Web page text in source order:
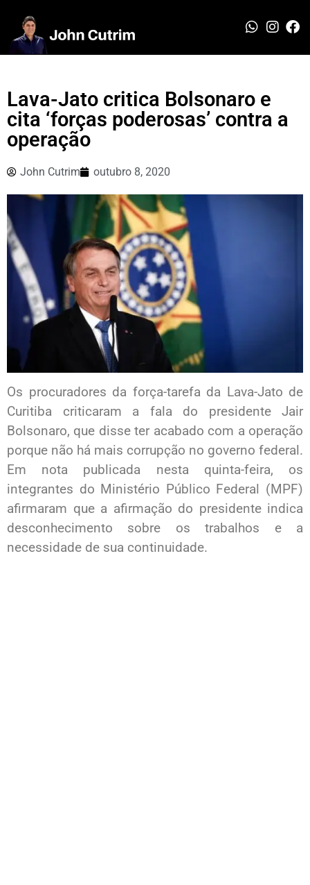
Lava-Jato critica Bolsonaro e
cita ‘forças poderosas’ contra a
operação
John Cutrim outubro 8, 2020
Os procuradores da força-tarefa da Lava-Jato de
Curitiba criticaram a fala do presidente Jair
Bolsonaro, que disse ter acabado com a operação
porque não há mais corrupção no governo federal.
Em nota publicada nesta quinta-feira, os
integrantes do Ministério Público Federal (MPF)
afirmaram que a afirmação do presidente indica
desconhecimento sobre os trabalhos e a
necessidade de sua continuidade.